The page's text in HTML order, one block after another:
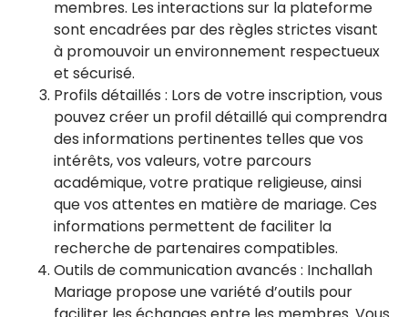
membres. Les interactions sur la plateforme
sont encadrées par des règles strictes visant
à promouvoir un environnement respectueux
et sécurisé.
Profils détaillés : Lors de votre inscription, vous
pouvez créer un profil détaillé qui comprendra
des informations pertinentes telles que vos
intérêts, vos valeurs, votre parcours
académique, votre pratique religieuse, ainsi
que vos attentes en matière de mariage. Ces
informations permettent de faciliter la
recherche de partenaires compatibles.
Outils de communication avancés : Inchallah
Mariage propose une variété d’outils pour